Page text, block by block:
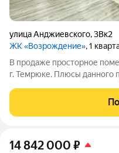
улица Анджиевского,3Вк2
ЖК «Возрождение», 1
В продаже просторное
г. Темрюке. Плюсы данного
сразу использовать под
использовать под
14 842 000 ₽